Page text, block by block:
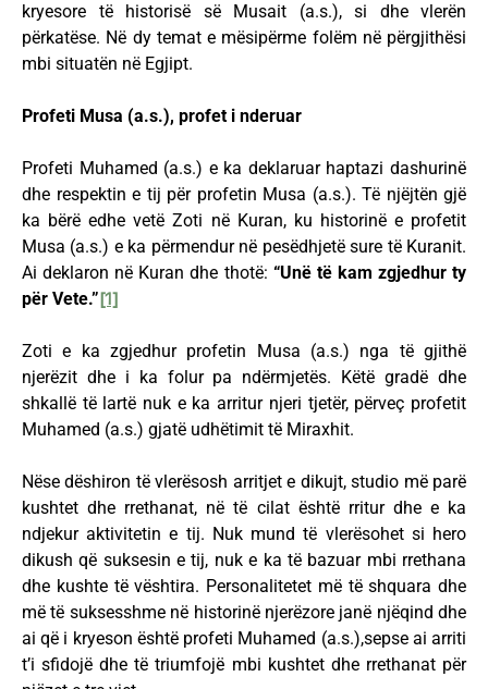
kryesore të historisë së Musait (a.s.), si dhe vlerën
përkatëse. Në dy temat e mësipërme folëm në përgjithësi
mbi situatën në Egjipt.
Profeti Musa (a.s.), profet i nderuar
Profeti Muhamed (a.s.) e ka deklaruar haptazi dashurinë
dhe respektin e tij për profetin Musa (a.s.). Të njëjtën gjë
ka bërë edhe vetë Zoti në Kuran, ku historinë e profetit
Musa (a.s.) e ka përmendur në pesëdhjetë sure të Kuranit.
Ai deklaron në Kuran dhe thotë: “Unë të kam zgjedhur ty
për Vete.”[1]
Zoti e ka zgjedhur profetin Musa (a.s.) nga të gjithë
njerëzit dhe i ka folur pa ndërmjetës. Këtë gradë dhe
shkallë të lartë nuk e ka arritur njeri tjetër, përveç profetit
Muhamed (a.s.) gjatë udhëtimit të Miraxhit.
Nëse dëshiron të vlerësosh arritjet e dikujt, studio më parë
kushtet dhe rrethanat, në të cilat është rritur dhe e ka
ndjekur aktivitetin e tij. Nuk mund të vlerësohet si hero
dikush që suksesin e tij, nuk e ka të bazuar mbi rrethana
dhe kushte të vështira. Personalitetet më të shquara dhe
më të suksesshme në historinë njerëzore janë njëqind dhe
ai që i kryeson është profeti Muhamed (a.s.),sepse ai arriti
t’i sfidojë dhe të triumfojë mbi kushtet dhe rrethanat për